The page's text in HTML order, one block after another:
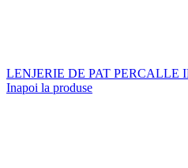
LENJERIE DE PAT PERCALLE
Inapoi la produse